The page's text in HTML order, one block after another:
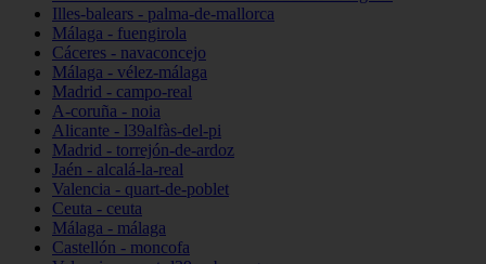
Illes-balears - palma-de-mallorca
Málaga - fuengirola
Cáceres - navaconcejo
Málaga - vélez-málaga
Madrid - campo-real
A-coruña - noia
Alicante - l39alfàs-del-pi
Madrid - torrejón-de-ardoz
Jaén - alcalá-la-real
Valencia - quart-de-poblet
Ceuta - ceuta
Málaga - málaga
Castellón - moncofa